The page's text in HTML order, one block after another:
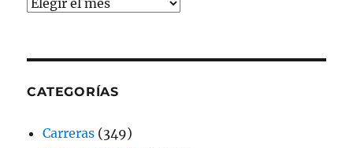
CATEGORÍAS
Carreras (349)